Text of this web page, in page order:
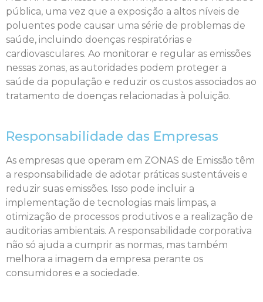
pública, uma vez que a exposição a altos níveis de
poluentes pode causar uma série de problemas de
saúde, incluindo doenças respiratórias e
cardiovasculares. Ao monitorar e regular as emissões
nessas zonas, as autoridades podem proteger a
saúde da população e reduzir os custos associados ao
tratamento de doenças relacionadas à poluição.
Responsabilidade das Empresas
As empresas que operam em ZONAS de Emissão têm
a responsabilidade de adotar práticas sustentáveis e
reduzir suas emissões. Isso pode incluir a
implementação de tecnologias mais limpas, a
otimização de processos produtivos e a realização de
auditorias ambientais. A responsabilidade corporativa
não só ajuda a cumprir as normas, mas também
melhora a imagem da empresa perante os
consumidores e a sociedade.